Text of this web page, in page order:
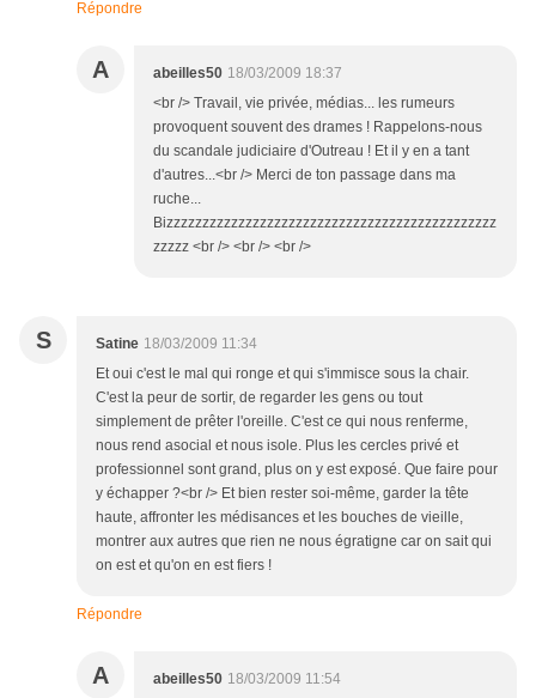
Répondre
A abeilles50 18/03/2009 18:37
<br /> Travail, vie privée, médias... les rumeurs
provoquent souvent des drames ! Rappelons-nous
du scandale judiciaire d'Outreau ! Et il y en a tant
d'autres...<br /> Merci de ton passage dans ma
ruche...
Bizzzzzzzzzzzzzzzzzzzzzzzzzzzzzzzzzzzzzzzzzzzzzz
zzzzz <br /> <br /> <br />
S Satine 18/03/2009 11:34
Et oui c'est le mal qui ronge et qui s'immisce sous la chair.
C'est la peur de sortir, de regarder les gens ou tout
simplement de prêter l'oreille. C'est ce qui nous renferme,
nous rend asocial et nous isole. Plus les cercles privé et
professionnel sont grand, plus on y est exposé. Que faire pour
y échapper ?<br /> Et bien rester soi-même, garder la tête
haute, affronter les médisances et les bouches de vieille,
montrer aux autres que rien ne nous égratigne car on sait qui
on est et qu'on en est fiers !
Répondre
A abeilles50 18/03/2009 11:54